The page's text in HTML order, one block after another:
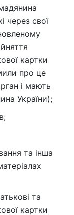
через свої
картки
про це
і мають
України);
та інша
та
картки